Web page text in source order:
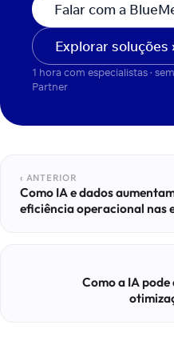
Falar com a
Explorar soluções
1 hora com especialistas ·
Partner
‹ ANTERIOR
Como IA e dados
eficiência operacional nas
Como a IA